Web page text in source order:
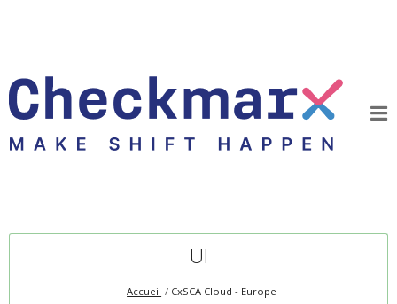
UI
Accueil CxSCA Cloud - Europe